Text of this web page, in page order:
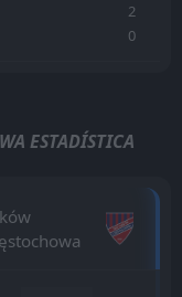
2
0
ESTADÍSTICA